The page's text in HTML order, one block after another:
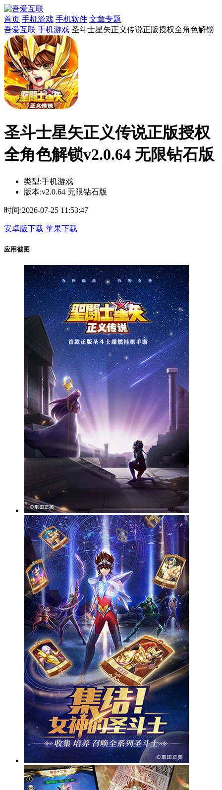
首页 手机游戏 手机软件 文章专题
吾爱互联 手机游戏 圣斗士星矢正义传说正版授权全角色解锁
圣斗士星矢正义传说正版授权
全角色解锁v2.0.64 无限钻石版
类型:手机游戏
版本:v2.0.64 无限钻石版
时间:2026-07-25 11:53:47
安卓版下载 苹果下载
应用截图